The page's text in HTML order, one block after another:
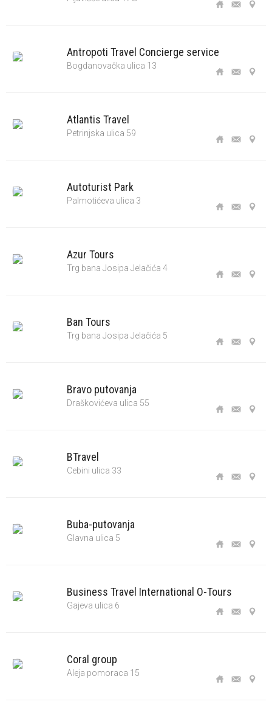
Antropoti Travel Concierge service
Bogdanovačka ulica 13
Atlantis Travel
Petrinjska ulica 59
Autoturist Park
Palmotićeva ulica 3
Azur Tours
Trg bana Josipa Jelačića 4
Ban Tours
Trg bana Josipa Jelačića 5
Bravo putovanja
Draškovićeva ulica 55
BTravel
Cebini ulica 33
Buba-putovanja
Glavna ulica 5
Business Travel International O-Tours
Gajeva ulica 6
Coral group
Aleja pomoraca 15